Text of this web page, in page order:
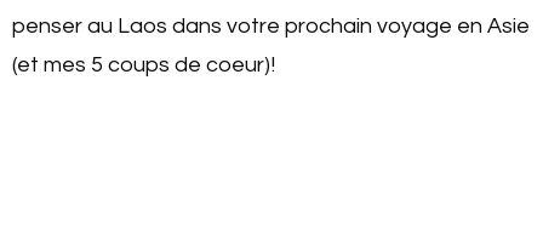
penser au Laos dans votre prochain voyage en Asie
(et mes 5 coups de coeur)!